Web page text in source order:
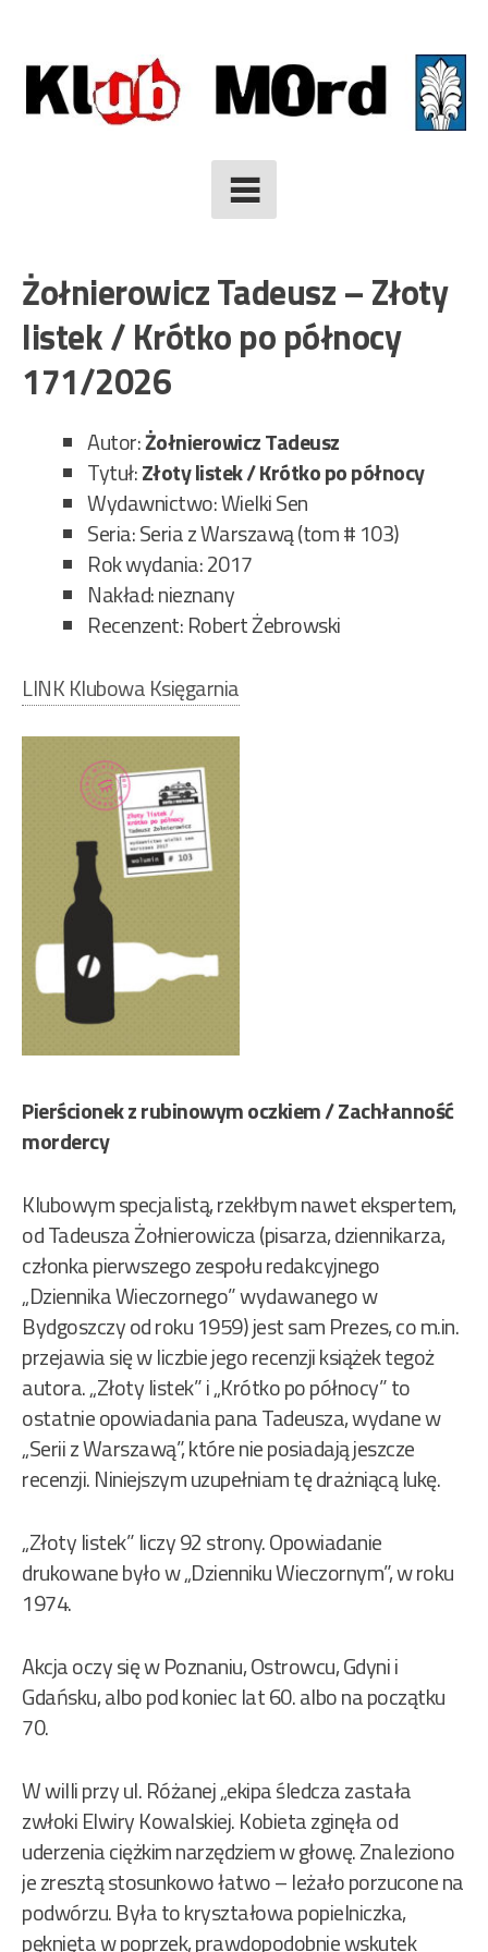
to
content
Żołnierowicz Tadeusz – Złoty
listek / Krótko po północy
171/2026
Autor:Żołnierowicz Tadeusz
Tytuł:Złoty listek / Krótko po północy
Wydawnictwo: Wielki Sen
Seria: Seria z Warszawą (tom # 103)
Rok wydania: 2017
Nakład: nieznany
Recenzent: Robert Żebrowski
LINK Klubowa Księgarnia
Pierścionek z rubinowym oczkiem / Zachłanność
mordercy
Klubowym specjalistą, rzekłbym nawet ekspertem,
od Tadeusza Żołnierowicza (pisarza, dziennikarza,
członka pierwszego zespołu redakcyjnego
„Dziennika Wieczornego” wydawanego w
Bydgoszczy od roku 1959) jest sam Prezes, co m.in.
przejawia się w liczbie jego recenzji książek tegoż
autora. „Złoty listek” i „Krótko po północy” to
ostatnie opowiadania pana Tadeusza, wydane w
„Serii z Warszawą”, które nie posiadają jeszcze
recenzji. Niniejszym uzupełniam tę drażniącą lukę.
„Złoty listek” liczy 92 strony. Opowiadanie
drukowane było w „Dzienniku Wieczornym”, w roku
1974.
Akcja oczy się w Poznaniu, Ostrowcu, Gdyni i
Gdańsku, albo pod koniec lat 60. albo na początku
70.
W willi przy ul. Różanej „ekipa śledcza zastała
zwłoki Elwiry Kowalskiej. Kobieta zginęła od
uderzenia ciężkim narzędziem w głowę. Znaleziono
je zresztą stosunkowo łatwo – leżało porzucone na
podwórzu. Była to kryształowa popielniczka,
pęknięta w poprzek, prawdopodobnie wskutek